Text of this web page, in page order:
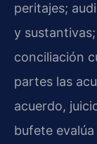
peritajes;
y
conciliación
partes las
acuerdo,
bufete